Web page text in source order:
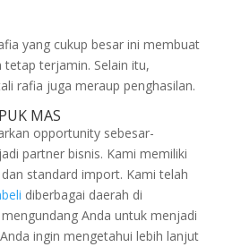
yang cukup besar ini membuat
terjamin. Selain itu,
rafia juga meraup penghasilan.
MAS
opportunity sebesar-
partner bisnis. Kami memiliki
standard import. Kami telah
diberbagai daerah di
Anda untuk menjadi
ingin mengetahui lebih lanjut